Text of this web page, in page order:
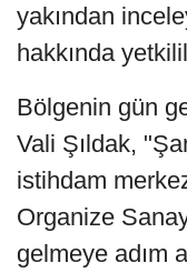
yakından
hakkında
Bölgenin gün
Vali Şıldak,
istihdam
Organize
gelmeye adım